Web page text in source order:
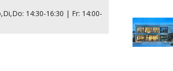
14:30-16:30 | Fr: 14:00-